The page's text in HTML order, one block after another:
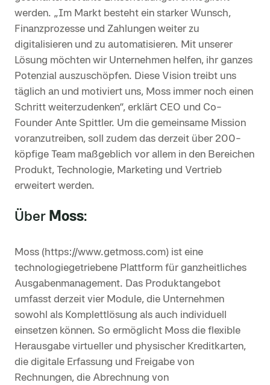
werden. „Im Markt besteht ein starker Wunsch,
Finanzprozesse und Zahlungen weiter zu
digitalisieren und zu automatisieren. Mit unserer
Lösung möchten wir Unternehmen helfen, ihr ganzes
Potenzial auszuschöpfen. Diese Vision treibt uns
täglich an und motiviert uns, Moss immer noch einen
Schritt weiterzudenken“, erklärt CEO und Co-
Founder Ante Spittler. Um die gemeinsame Mission
voranzutreiben, soll zudem das derzeit über 200-
köpfige Team maßgeblich vor allem in den Bereichen
Produkt, Technologie, Marketing und Vertrieb
erweitert werden.
Über Moss:
Moss (https://www.getmoss.com) ist eine
technologiegetriebene Plattform für ganzheitliches
Ausgabenmanagement. Das Produktangebot
umfasst derzeit vier Module, die Unternehmen
sowohl als Komplettlösung als auch individuell
einsetzen können. So ermöglicht Moss die flexible
Herausgabe virtueller und physischer Kreditkarten,
die digitale Erfassung und Freigabe von
Rechnungen, die Abrechnung von